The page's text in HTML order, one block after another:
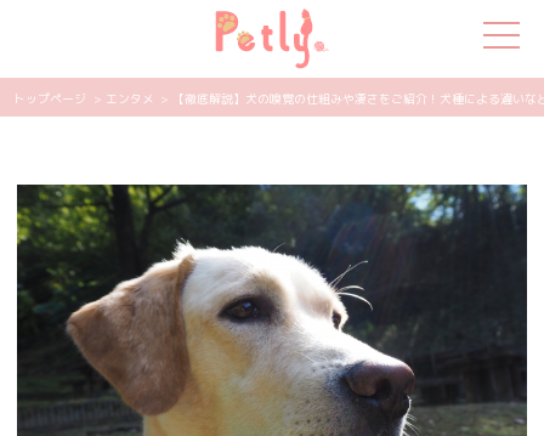
猫の特集
ペット用品
飼い主さんの悩み
ペットの気持ち
知って得する
トップページ > エンタメ > 【徹底解説】犬の嗅覚の仕組みや凄さをご紹介！犬種による違いな